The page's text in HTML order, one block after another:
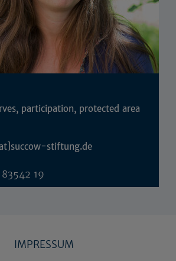
participation, protected area
stiftung.de
19
IMPRESSUM